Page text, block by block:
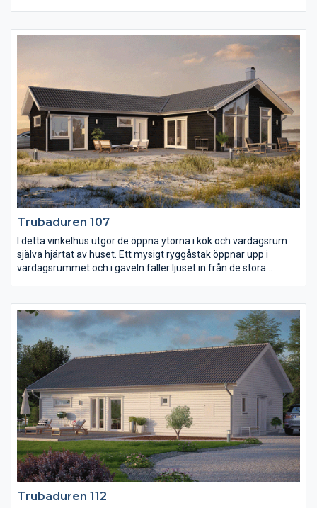
utnyttjade ytor. Kök och samvaroytor är vända mot entrésidan
och huset har dessutom bad, wc och en separat klädvård.
Genom vardagsrummet och ut över den taktäckta uteplatsen
löper ett ryggåstak som ger en härlig rymdkänsla i de centrala
delarna av huset.
Trubaduren 107
I detta vinkelhus utgör de öppna ytorna i kök och vardagsrum
själva hjärtat av huset. Ett mysigt ryggåstak öppnar upp i
vardagsrummet och i gaveln faller ljuset in från de stora
sovrummet lite separerat från övriga huset, här i vinkeln finner
du också en separat klädvård och wc med dusch.
Trubaduren 112